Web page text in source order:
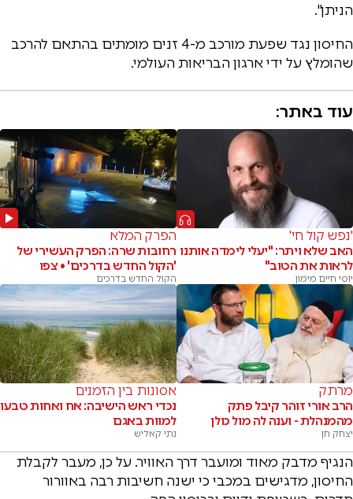
הניתן".
החיסון נגד שפעת מורכב מ-4 זנים מומתים בהתאם להרכב
שהומלץ על ידי ארגון הבריאות העולמי.
עוד באתר:
'נפש קול חי'
האב שלא ויתר: "יעלי לימדה אותנו
לראות את הטוב"
יוסי חיים מימון
הפרק המלא
רחובות שרה: הפרק העשירי של
'הקול החדש בדרכים' • צפו
הקול החדש בדרכים
מרתק
הרב אורי זוהר קיבל פתק
מהמנהלת - וענה לה מול כולן
יצחק חן
אסונות בין הזמנים
נכדי ראש הישיבה: אח ואחות טבעו
למוות באגם
נתי קאליש
הנגיף מדבק מאוד ומועבר דרך האוויר. על כן, מעבר לקבלת
החיסון, מדגישים במכבי כי ישנה חשיבות רבה באוורור